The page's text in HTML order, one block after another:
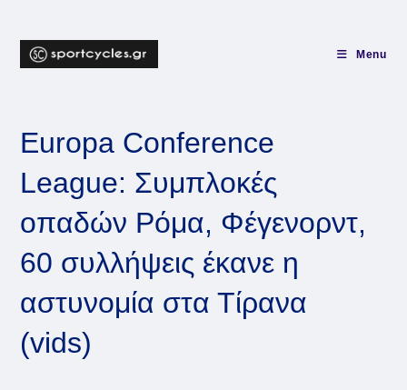
content
Menu
Europa Conference
League: Συμπλοκές
οπαδών Ρόμα, Φέγενορντ,
60 συλλήψεις έκανε η
αστυνομία στα Τίρανα
(vids)